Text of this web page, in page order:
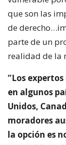
que son las
de
parte de un
realidad de la
“Los
en algunos
Unidos,
moradores
la opción es